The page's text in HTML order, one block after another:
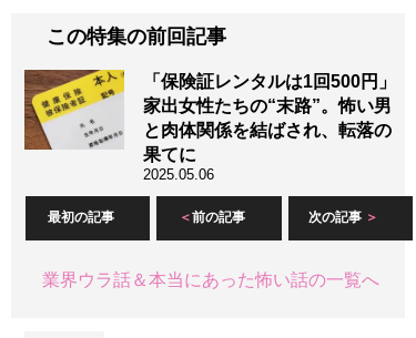
この特集の前回記事
「保険証レンタルは1回500円」
家出女性たちの“末路”。怖い男
と肉体関係を結ばされ、転落の
果てに
2025.05.06
最初の記事 前の記事 次の記事
業界ウラ話＆本当にあった怖い話の一覧へ